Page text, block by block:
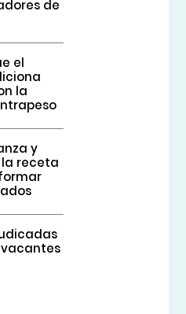
de
el
la
y
la receta
vacantes